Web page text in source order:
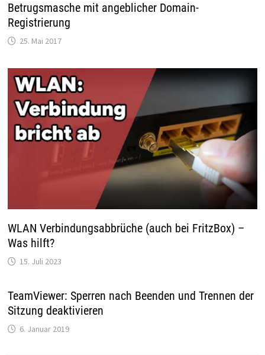
Betrugsmasche mit angeblicher Domain-
Registrierung
25. Mai 2017
WLAN Verbindungsabbrüche (auch bei FritzBox) –
Was hilft?
15. Juli 2023
TeamViewer: Sperren nach Beenden und Trennen der
Sitzung deaktivieren
6. Januar 2019